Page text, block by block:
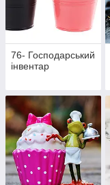
76- Господарський
інвентар